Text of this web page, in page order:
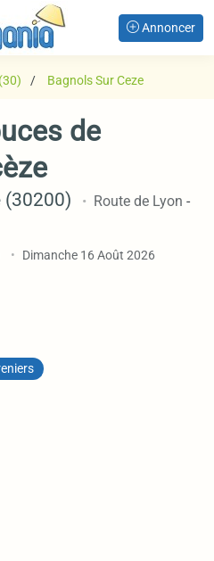
Annoncer
Bagnols Sur Ceze
de
(30200) Route de Lyon -
Dimanche 16 Août 2026